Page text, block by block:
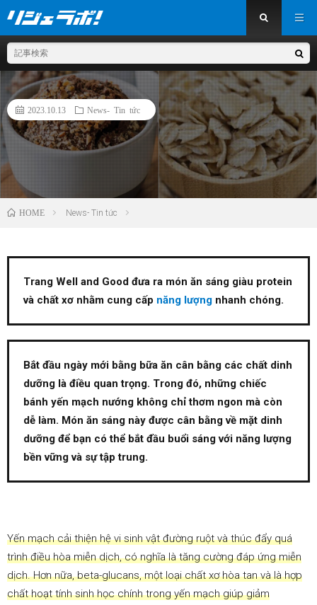
2023.10.13 News- Tin tức
HOME News- Tin tức
Trang Well and Good đưa ra món ăn sáng giàu protein
và chất xơ nhằm cung cấp năng lượng nhanh chóng.
Bắt đầu ngày mới bằng bữa ăn cân bằng các chất dinh
dưỡng là điều quan trọng. Trong đó, những chiếc
bánh yến mạch nướng không chỉ thơm ngon mà còn
dễ làm. Món ăn sáng này được cân bằng về mặt dinh
dưỡng để bạn có thể bắt đầu buổi sáng với năng lượng
bền vững và sự tập trung.
Yến mạch cải thiện hệ vi sinh vật đường ruột và thúc đẩy quá
trình điều hòa miễn dịch, có nghĩa là tăng cường đáp ứng miễn
dịch. Hơn nữa, beta-glucans, một loại chất xơ hòa tan và là hợp
chất hoạt tính sinh học chính trong yến mạch giúp giảm